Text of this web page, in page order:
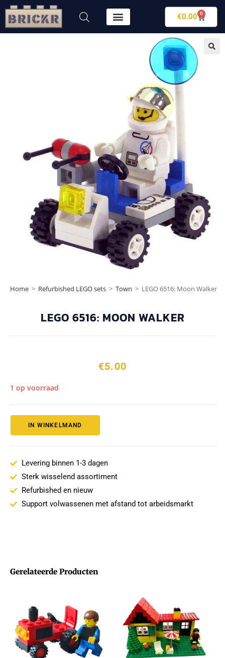
€0.00 0
Home > Refurbished LEGO sets > Town > LEGO 6516: Moon Walker
LEGO 6516: MOON WALKER
€5.00
1 op voorraad
IN WINKELMAND
Levering binnen 1-3 dagen
Sterk wisselend assortiment
Refurbished en nieuw
Support volwassenen met afstand tot arbeidsmarkt
Gerelateerde Producten